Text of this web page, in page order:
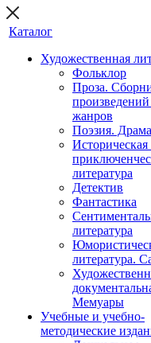
Каталог
Художественная
Фольклор
Проза.
жанров
Поэзия.
Историческая
литература
Детектив
Фантастика
литература
литература.
Мемуары
Учебные и учебно-
методические